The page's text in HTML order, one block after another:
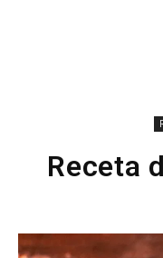
Receta